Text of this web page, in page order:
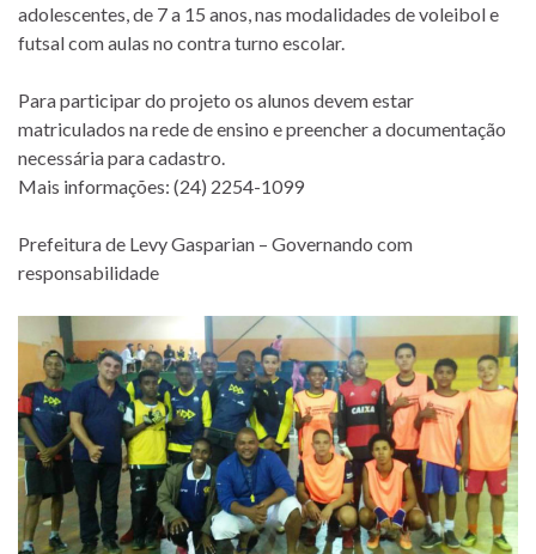
adolescentes, de 7 a 15 anos, nas modalidades de voleibol e
futsal com aulas no contra turno escolar.
Para participar do projeto os alunos devem estar
matriculados na rede de ensino e preencher a documentação
necessária para cadastro.
Mais informações: (24) 2254-1099
Prefeitura de Levy Gasparian – Governando com
responsabilidade